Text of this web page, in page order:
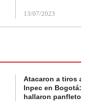
13/07/2023
Atacaron a tiros a
Inpec en Bogotá:
hallaron panfletos